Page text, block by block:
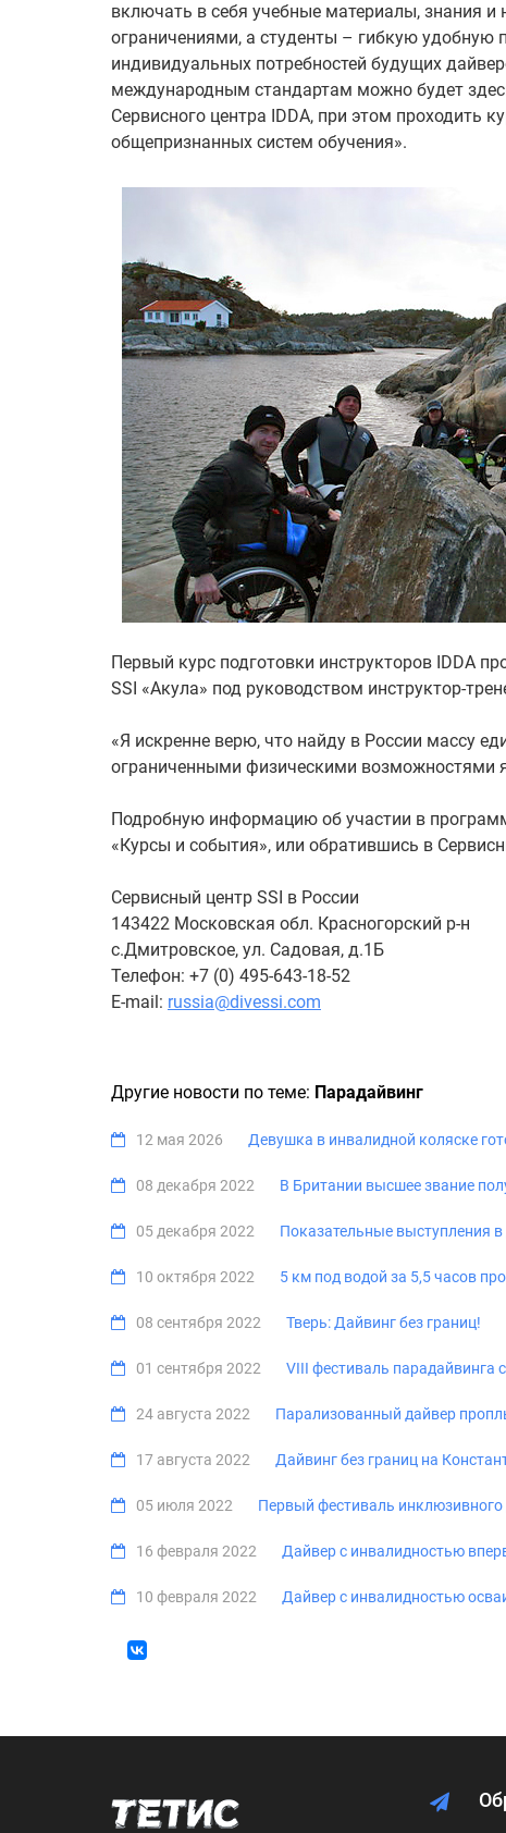
включать в себя учебные материалы, знания
ограничениями, а студенты – гибкую удобную
индивидуальных потребностей будущих
международным стандартам можно будет
Сервисного центра IDDA, при этом проходить
общепризнанных систем обучения».
Первый курс подготовки инструкторов IDDA
SSI «Акула» под руководством инструктор-
«Я искренне верю, что найду в России массу
ограниченными физическими возможностями
Подробную информацию об участии в
«Курсы и события», или обратившись в
Сервисный центр SSI в России
143422 Московская обл. Красногорский р-н
с.Дмитровское, ул. Садовая, д.1Б
Телефон: +7 (0) 495-643-18-52
E-mail: russia@divessi.com
Другие новости по теме: Парадайвинг
12 мая 2026 Девушка в инвалидной коляске
08 декабря 2022 В Британии высшее звание
05 декабря 2022 Показательные выступления в
10 октября 2022 5 км под водой за 5,5 часов
08 сентября 2022 Тверь: Дайвинг без границ!
01 сентября 2022 VIII фестиваль парадайвинга
24 августа 2022 Парализованный дайвер
17 августа 2022 Дайвинг без границ на
05 июля 2022 Первый фестиваль
16 февраля 2022 Дайвер с инвалидностью
10 февраля 2022 Дайвер с инвалидностью